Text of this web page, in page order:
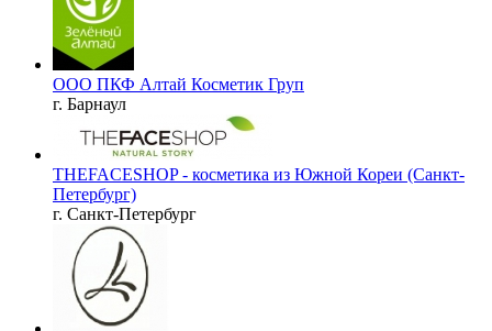
ООО ПКФ Алтай Косметик Груп
г. Барнаул
THEFACESHOP - косметика из Южной Кореи (Санкт-
Петербург)
г. Санкт-Петербург